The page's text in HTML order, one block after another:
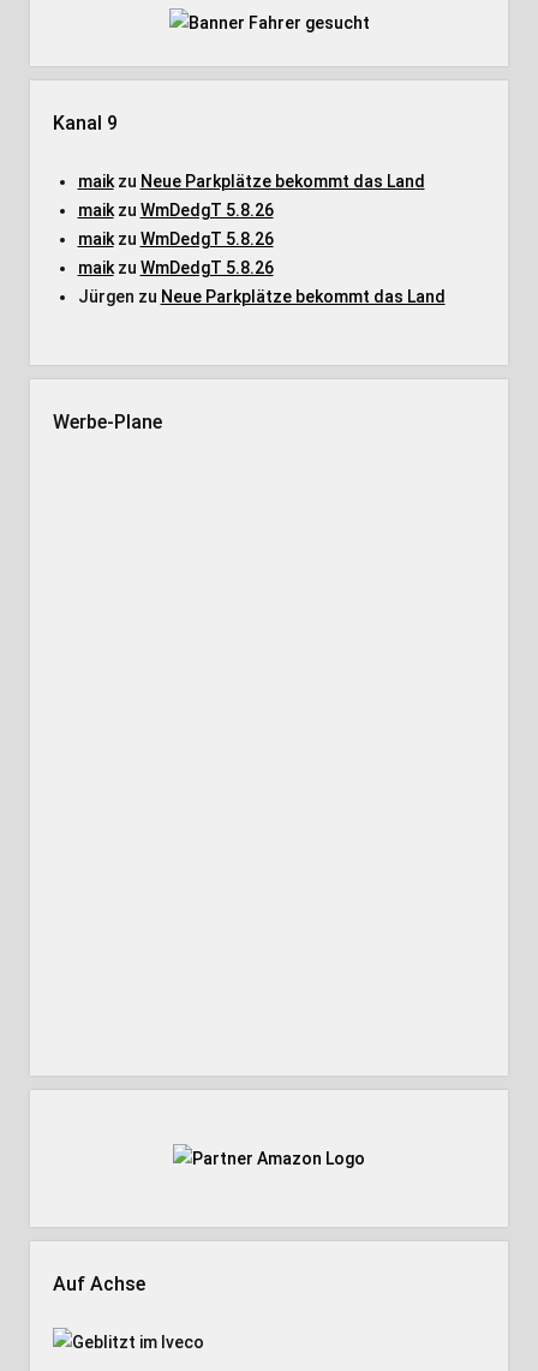
Kanal 9
maikzu Neue Parkplätze bekommt das Land
maikzu WmDedgT 5.8.26
maikzu WmDedgT 5.8.26
maikzu WmDedgT 5.8.26
Jürgen zu Neue Parkplätze bekommt das Land
Werbe-Plane
Auf Achse